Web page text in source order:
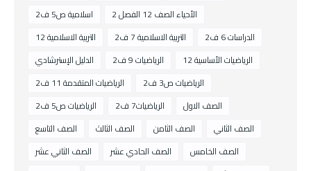
اسلامية ص5 ف2
الأحياء الصف 12 الفصل 2
التربية الاسلامية 12
التربية الاسلامية 7 ف2
الدراسات 6 ف2
الدليل الإسترشادي
الرياضيات 9 ف2
الرياضيات الأساسية 12
الرياضيات المتقدمة 11 ف2
الرياضيات ص3 ف2
الرياضيات ص5 ف2
الرياضيات7 ف2
الصف الاول
الصف التاسع
الصف الثالث الصف الثامن
الصف الثاني
الصف الثاني عشر
الصف الحادي عشر
الصف الخامس